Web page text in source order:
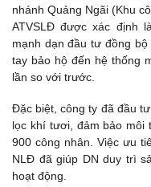
nhánh Quảng Ngãi (Khu
ATVSLĐ được xác định
mạnh dạn đầu tư đồng
tay bảo hộ đến hệ thống
lần so với trước.
Đặc biệt, công ty đã đầu
lọc khí tươi, đảm bảo môi
900 công nhân. Việc ưu
NLĐ đã giúp DN duy trì
hoạt động.